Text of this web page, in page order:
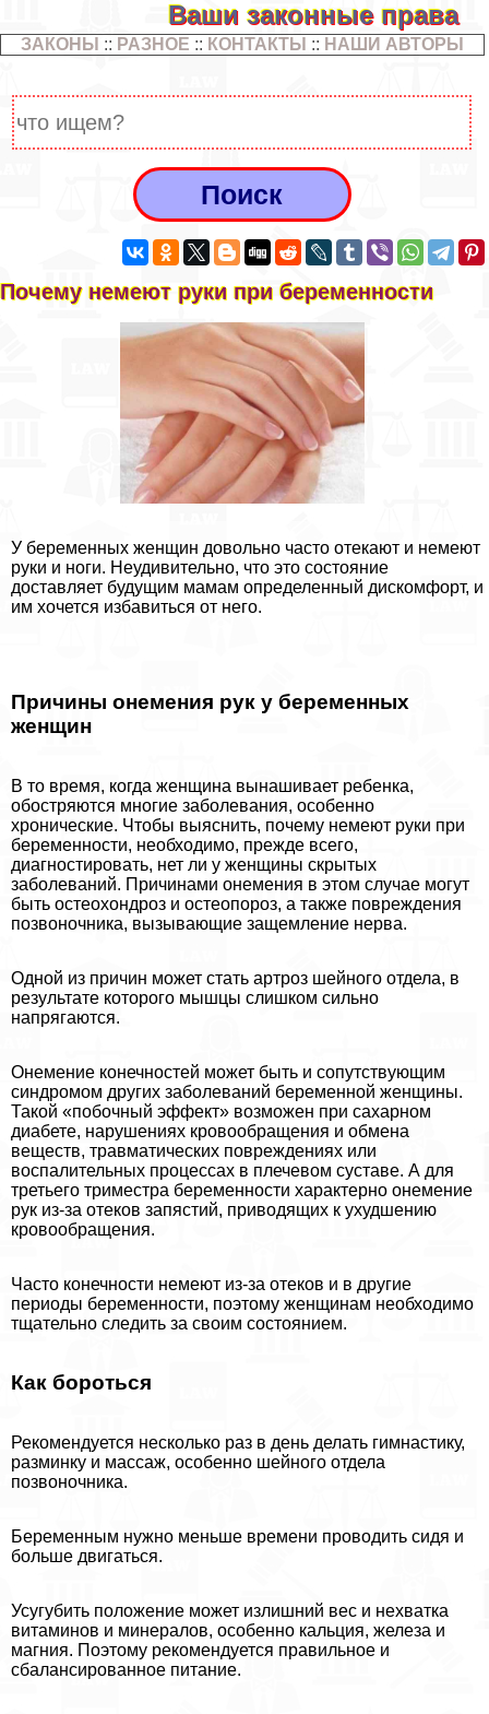
Ваши законные права
ЗАКОНЫ :: РАЗНОЕ :: КОНТАКТЫ :: НАШИ АВТОРЫ
Почему немеют руки при беременности
У беременных женщин довольно часто отекают и немеют
руки и ноги. Неудивительно, что это состояние
доставляет будущим мамам определенный дискомфорт, и
им хочется избавиться от него.
Причины онемения рук у беременных
женщин
В то время, когда женщина вынашивает ребенка,
обостряются многие заболевания, особенно
хронические. Чтобы выяснить, почему немеют руки при
беременности, необходимо, прежде всего,
диагностировать, нет ли у женщины скрытых
заболеваний. Причинами онемения в этом случае могут
быть остеохондроз и остеопороз, а также повреждения
позвоночника, вызывающие защемление нерва.
Одной из причин может стать артроз шейного отдела, в
результате которого мышцы слишком сильно
напрягаются.
Онемение конечностей может быть и сопутствующим
синдромом других заболеваний беременной женщины.
Такой «побочный эффект» возможен при сахарном
диабете, нарушениях кровообращения и обмена
веществ, травматических повреждениях или
воспалительных процессах в плечевом суставе. А для
третьего триместра беременности хаpaктерно онемение
рук из-за отеков запястий, приводящих к ухудшению
кровообращения.
Часто конечности немеют из-за отеков и в другие
периоды беременности, поэтому женщинам необходимо
тщательно следить за своим состоянием.
Как бороться
Рекомендуется несколько раз в день делать гимнастику,
разминку и массаж, особенно шейного отдела
позвоночника.
Беременным нужно меньше времени проводить сидя и
больше двигаться.
Усугубить положение может излишний вес и нехватка
витаминов и минералов, особенно кальция, железа и
магния. Поэтому рекомендуется правильное и
сбалансированное питание.